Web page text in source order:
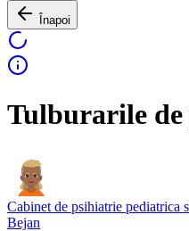
Înapoi
Tulburarile
Cabinet de psihiatrie pediatrica
Bejan